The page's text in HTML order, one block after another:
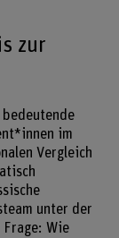
zur
bedeutende
im
Vergleich
unter der
Frage: Wie